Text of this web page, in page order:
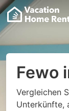
Fewo
Vergleichen
Unterkünfte,